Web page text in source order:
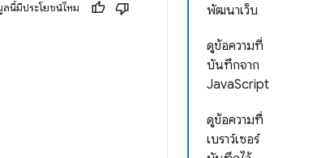
พัฒนาเว็บ
ดูข้อความที่
บันทึกจาก
JavaScript
ดูข้อความที่
เบราว์เซอร์
ลนี้มีประโยชน์ไหม